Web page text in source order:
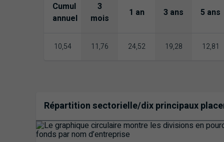
Cumul
annuel
3
mois
1 an 3 ans 5 ans
10,54 11,76 24,52 19,28 12,81
Répartition sectorielle/dix principaux